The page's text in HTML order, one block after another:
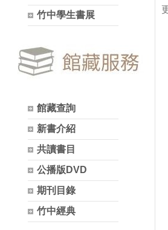
竹中學生書展
館藏查詢
新書介紹
共讀書目
公播版DVD
期刊目錄
竹中經典